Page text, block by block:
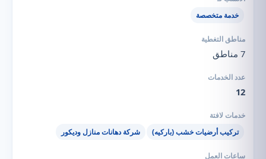
خدمة متخصصة
7 مناطق
12
تركيب أرضيات خشب (باركيه) شركة دهانات منازل وديكور